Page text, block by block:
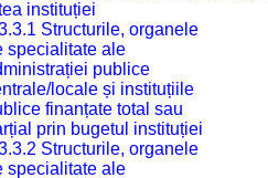
instituției
Structurile, organele
specialitate ale
publice
locale și instituțiile
finanțate total sau
prin bugetul instituției
Structurile, organele
specialitate ale